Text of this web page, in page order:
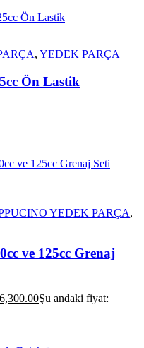
, YEDEK PARÇA
Ön Lastik
YEDEK PARÇA,
ve 125cc Grenaj
6,300.00Şu andaki fiyat: